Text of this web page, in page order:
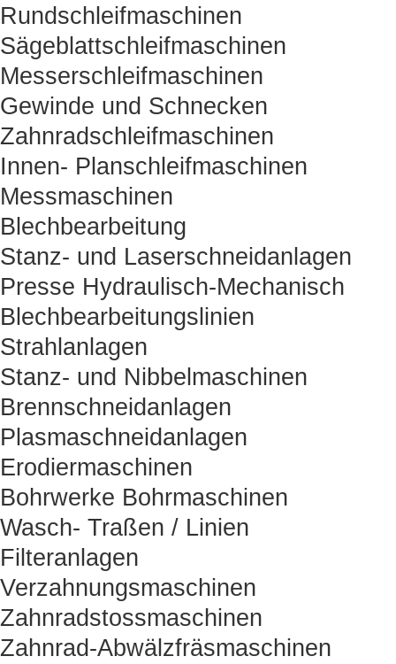
Rundschleifmaschinen
Sägeblattschleifmaschinen
Messerschleifmaschinen
Gewinde und Schnecken
Zahnradschleifmaschinen
Innen- Planschleifmaschinen
Messmaschinen
Blechbearbeitung
Stanz- und Laserschneidanlagen
Presse Hydraulisch-Mechanisch
Blechbearbeitungslinien
Strahlanlagen
Stanz- und Nibbelmaschinen
Brennschneidanlagen
Plasmaschneidanlagen
Erodiermaschinen
Bohrwerke Bohrmaschinen
Wasch- Traßen / Linien
Filteranlagen
Verzahnungsmaschinen
Zahnradstossmaschinen
Zahnrad-Abwälzfräsmaschinen